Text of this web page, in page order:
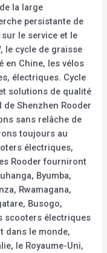
la large
persistante de
le service et le
le cycle de graisse
en Chine, les vélos
électriques. Cycle
solutions de qualité
de Shenzhen Rooder
sans relâche de
toujours au
électriques,
Rooder fourniront
Byumba,
Rwamagana,
Busogo,
scooters électriques
dans le monde,
le Royaume-Uni,